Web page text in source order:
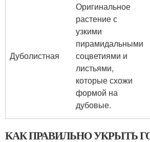
Дуболистная
Оригинальное
растение с
узкими
пирамидальными
соцветиями и
листьями,
которые схожи
формой на
дубовые.
КАК ПРАВИЛЬНО УКРЫТЬ